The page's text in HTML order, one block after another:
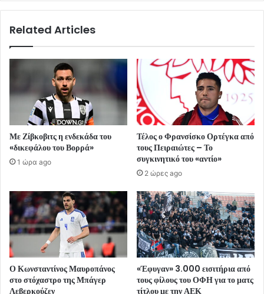
Related Articles
Με Ζίβκοβιτς η ενδεκάδα του
«δικεφάλου του Βορρά»
1 ώρα ago
Τέλος ο Φρανσίσκο Ορτέγκα από
τους Πειραιώτες – Το
συγκινητικό του «αντίο»
2 ώρες ago
Ο Κωνσταντίνος Μαυροπάνος
στο στόχαστρο της Μπάγερ
Λεβερκούζεν
«Έφυγαν» 3.000 εισιτήρια από
τους φίλους του ΟΦΗ για το ματς
τίτλου με την ΑΕΚ